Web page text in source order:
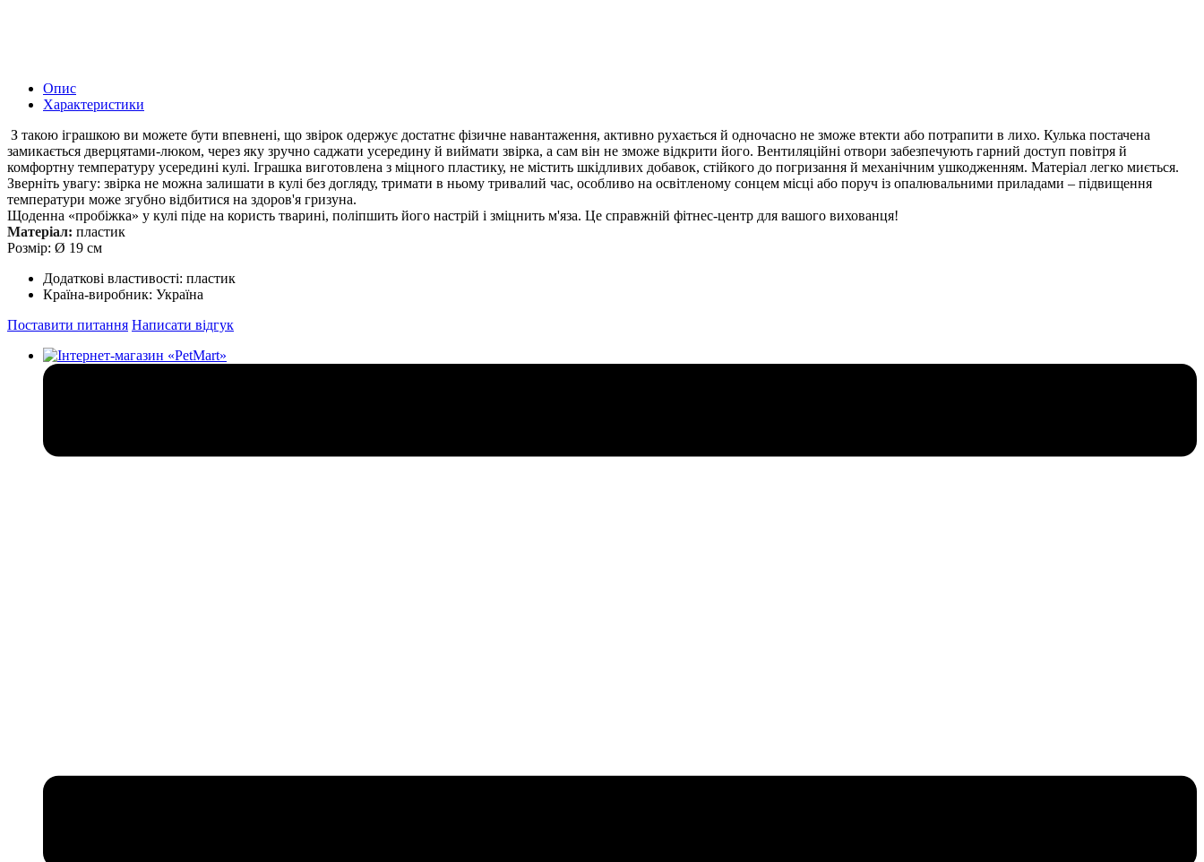
Опис
Характеристики
З такою іграшкою ви можете бути впевнені, що звірок одержує достатнє фізичне навантаження, активно рухається й одночасно не зможе втекти або потрапити в лихо. Кулька постачена
замикається дверцятами-люком, через яку зручно саджати усередину й виймати звірка, а сам він не зможе відкрити його. Вентиляційні отвори забезпечують гарний доступ повітря й
комфортну температуру усередині кулі. Іграшка виготовлена з міцного пластику, не містить шкідливих добавок, стійкого до погризання й механічним ушкодженням. Матеріал легко миється.
Зверніть увагу: звірка не можна залишати в кулі без догляду, тримати в ньому тривалий час, особливо на освітленому сонцем місці або поруч із опалювальними приладами – підвищення
температури може згубно відбитися на здоров'я гризуна.
Щоденна «пробіжка» у кулі піде на користь тварині, поліпшить його настрій і зміцнить м'яза. Це справжній фітнес-центр для вашого вихованця!
Матеріал: пластик
Розмір: Ø 19 см
Додаткові властивості: пластик
Країна-виробник: Україна
Поставити питання Написати відгук